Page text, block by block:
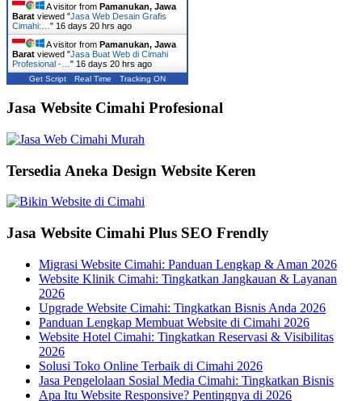
A visitor from Pamanukan, Jawa
Barat viewed "Jasa Web Desain Grafis
Cimahi:… " 16 days 20 hrs ago
A visitor from Pamanukan, Jawa
Barat viewed "Jasa Buat Web di Cimahi
Profesional -… " 16 days 20 hrs ago
Get Script Real Time Tracking ON
Jasa Website Cimahi Profesional
Tersedia Aneka Design Website Keren
Jasa Website Cimahi Plus SEO Frendly
Migrasi Website Cimahi: Panduan Lengkap & Aman 2026
Website Klinik Cimahi: Tingkatkan Jangkauan & Layanan
2026
Upgrade Website Cimahi: Tingkatkan Bisnis Anda 2026
Panduan Lengkap Membuat Website di Cimahi 2026
Website Hotel Cimahi: Tingkatkan Reservasi & Visibilitas
2026
Solusi Toko Online Terbaik di Cimahi 2026
Jasa Pengelolaan Sosial Media Cimahi: Tingkatkan Bisnis
Apa Itu Website Responsive? Pentingnya di 2026